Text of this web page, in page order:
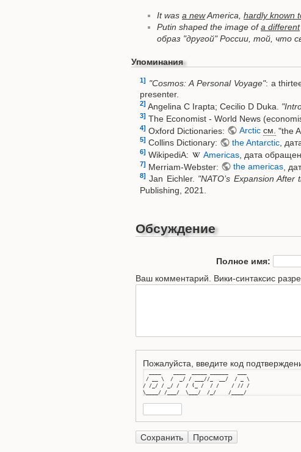
It was a newAmerica, hardly known
Putin shaped the image ofa different
образ "другой" России, той, что
Упоминания
1] "Cosmos: A Personal Voyage": a
presenter.
2] Angelina C Irapta; Cecilio D Duka.
3] The Economist - World News
4] Oxford Dictionaries: Arctic см. "the
5] Collins Dictionary: the Antarctic,
6] WikipediA: Americas, дата
7] Merriam-Webster: the americas,
8] Jan Eichler. "NATO’s Expansion
Publishing, 2021.
Обсуждение
Полное имя:
Ваш комментарий. Вики-синтаксис
Пожалуйста, введите код
/ __ \  /  _/ / ___//_  __/  / _ \
/ /_/ / _/ /  / (_ /  / /    / // /
\____/ /___/  \___/  /_/    /____/